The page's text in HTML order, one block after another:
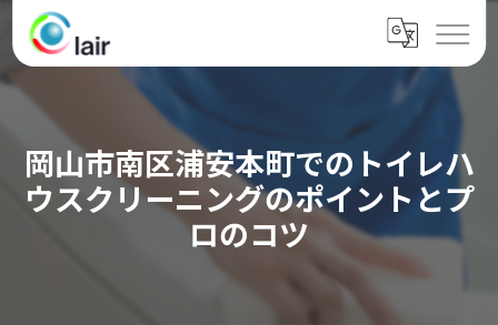
岡山市南区浦安本町でのトイレハ
ウスクリーニングのポイントとプ
ロのコツ